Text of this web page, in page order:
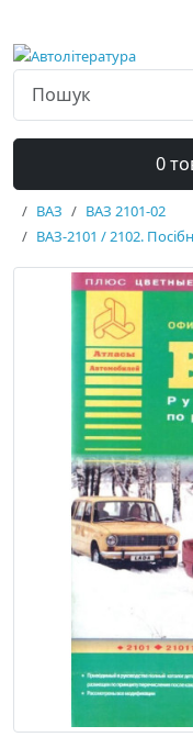
0
ВАЗ
ВАЗ 2101-02
ВАЗ-2101 / 2102.